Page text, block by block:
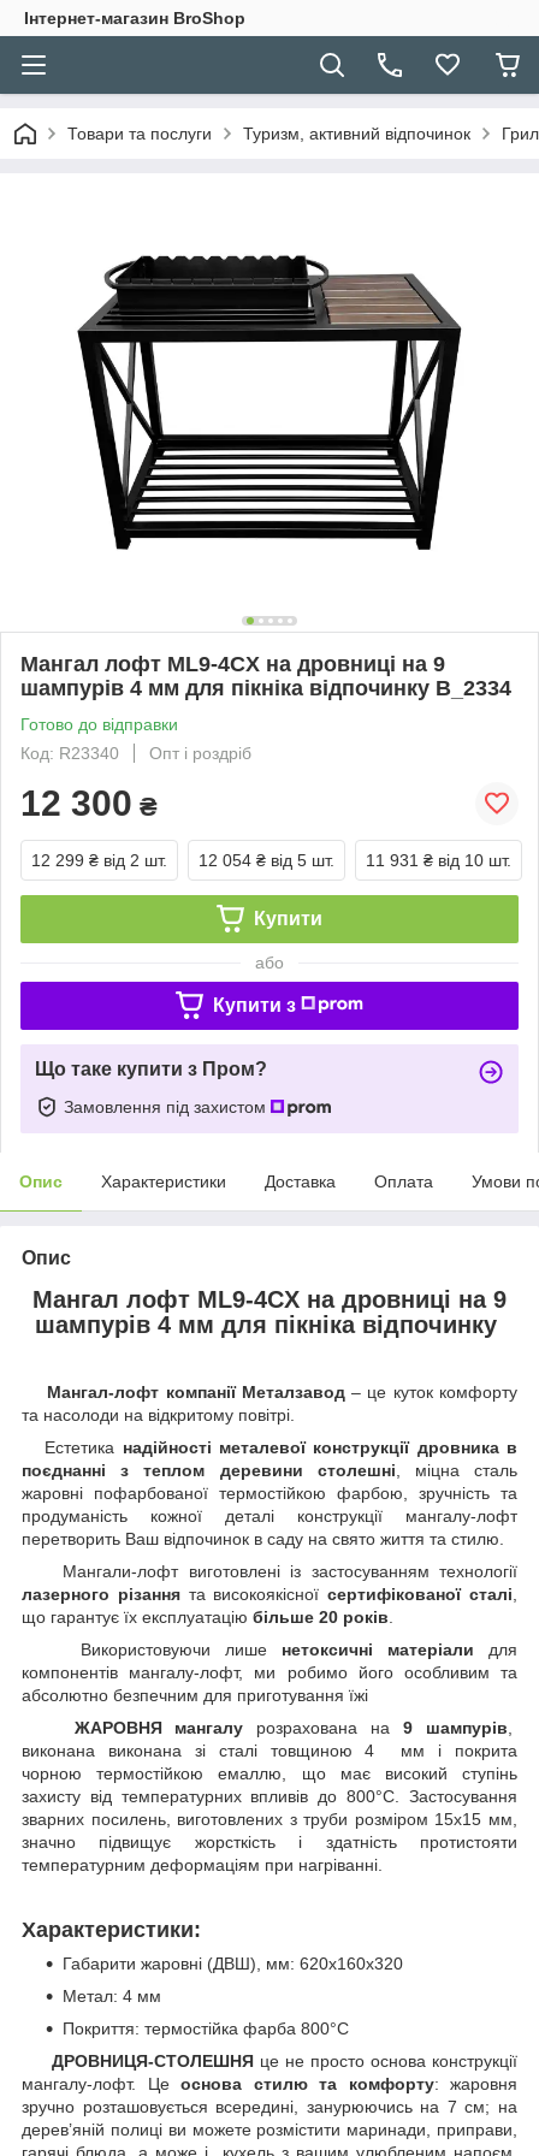
Інтернет-магазин BroShop
Товари та послуги Туризм, активний відпочинок
Мангал лофт ML9-4CX на дровниці на 9
шампурів 4 мм для пікніка відпочинку B_2334
Готово до відправки
Код: R23340
Опт і роздріб
12 300 ₴
12 299 ₴ від 2 шт. 12 054 ₴ від 5 шт. 11 931 ₴ від 10 шт.
Купити
або
Купити з
Що таке купити з Пром?
Замовлення під захистом
Опис Характеристики Доставка Оплата Умови
Опис
Мангал лофт ML9-4CX на дровниці на 9
шампурів 4 мм для пікніка відпочинку
Мангал-лофт компанії Металзавод– це куток комфорту
та насолоди на відкритому повітрі.
Естетика надійності металевої конструкції дровника в
поєднанні з теплом деревини столешні , міцна сталь
жаровні пофарбованої термостійкою фарбою, зручність та
продуманість кожної деталі конструкції мангалу-лофт
перетворить Ваш відпочинок в саду на свято життя та стилю.
Мангали-лофт виготовлені із застосуванням технології
лазерного різаннята високоякісноїсертифікованої сталі
що гарантує їх експлуатацію більше 20 років
Використовуючи лише нетоксичні матеріали для
компонентів мангалу-лофт, ми робимо його особливим та
абсолютно безпечним для приготування їжі
ЖАРОВНЯ мангалу розрахована на9 шампурів
виконана виконана зі сталі товщиною 4 мм і покрита
чорною термостійкою емаллю, що має високий ступінь
захисту від температурних впливів до 800°C. Застосування
зварних посилень, виготовлених з труби розміром 15х15 мм,
значно підвищує жорсткість і здатність протистояти
температурним деформаціям при нагріванні.
Характеристики:
Габарити жаровні (ДВШ), мм: 620х160х320
Метал: 4 мм
Покриття: термостійка фарба 800°С
ДРОВНИЦЯ-СТОЛЕШНЯ це не просто основа конструкції
мангалу-лофт. Це основа стилю та комфорту: жаровня
зручно розташовується всередині, занурюючись на 7 см; на
дерев’яній полиці ви можете розмістити маринади, приправи,
гарячі блюда, а може і кухель з вашим улюбленим напоєм,